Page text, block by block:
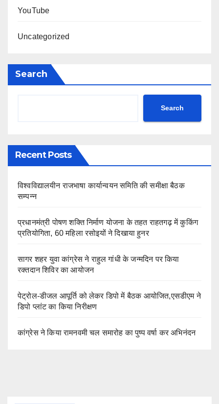
YouTube
Uncategorized
Search
Search
Recent Posts
विश्वविद्यालयीन राजभाषा कार्यान्वयन समिति की समीक्षा बैठक
सम्पन्न
प्रधानमंत्री पोषण शक्ति निर्माण योजना के तहत राहतगढ़ में कुकिंग
प्रतियोगिता, 60 महिला रसोइयों ने दिखाया हुनर
सागर शहर युवा कांग्रेस ने राहुल गांधी के जन्मदिन पर किया
रक्तदान शिविर का आयोजन
पेट्रोल-डीजल आपूर्ति को लेकर डिपो में बैठक आयोजित,एसडीएम ने
डिपो प्लांट का किया निरीक्षण
कांग्रेस ने किया रामनवमी चल समारोह का पुष्प वर्षा कर अभिनंदन